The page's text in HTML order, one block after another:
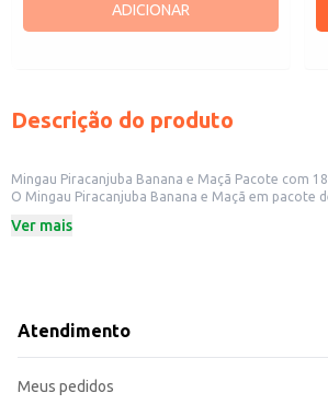
ADICIONAR
Descrição do produto
Mingau Piracanjuba Banana e Maçã Pacote com
O Mingau Piracanjuba Banana e Maçã em pacote de 180g é uma opção prática e saborosa
Dicas de uso:
O Mingau Piracanjuba Banana e Maçã oferece
Sua composição e embalagem contribuem para
Marca: Piracanjuba
Categoria: Cereal matinal
Ver mais
Atendimento
Meus pedidos